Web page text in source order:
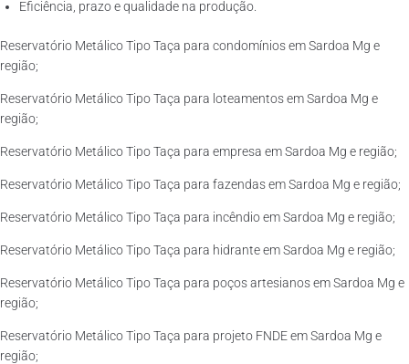
Eficiência, prazo e qualidade na produção.
Reservatório Metálico Tipo Taça para condomínios em Sardoa Mg e
região;
Reservatório Metálico Tipo Taça para loteamentos em Sardoa Mg e
região;
Reservatório Metálico Tipo Taça para empresa em Sardoa Mg e região;
Reservatório Metálico Tipo Taça para fazendas em Sardoa Mg e região;
Reservatório Metálico Tipo Taça para incêndio em Sardoa Mg e região;
Reservatório Metálico Tipo Taça para hidrante em Sardoa Mg e região;
Reservatório Metálico Tipo Taça para poços artesianos em Sardoa Mg e
região;
Reservatório Metálico Tipo Taça para projeto FNDE em Sardoa Mg e
região;